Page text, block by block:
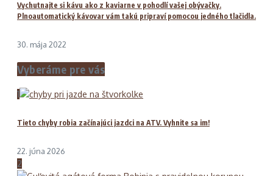
Vychutnajte si kávu ako z kaviarne v pohodlí vašej obývačky.
Plnoautomatický kávovar vám takú pripraví pomocou jedného tlačidla.
30. mája 2022
Vyberáme pre vás
1
Tieto chyby robia začínajúci jazdci na ATV. Vyhnite sa im!
22. júna 2026
2